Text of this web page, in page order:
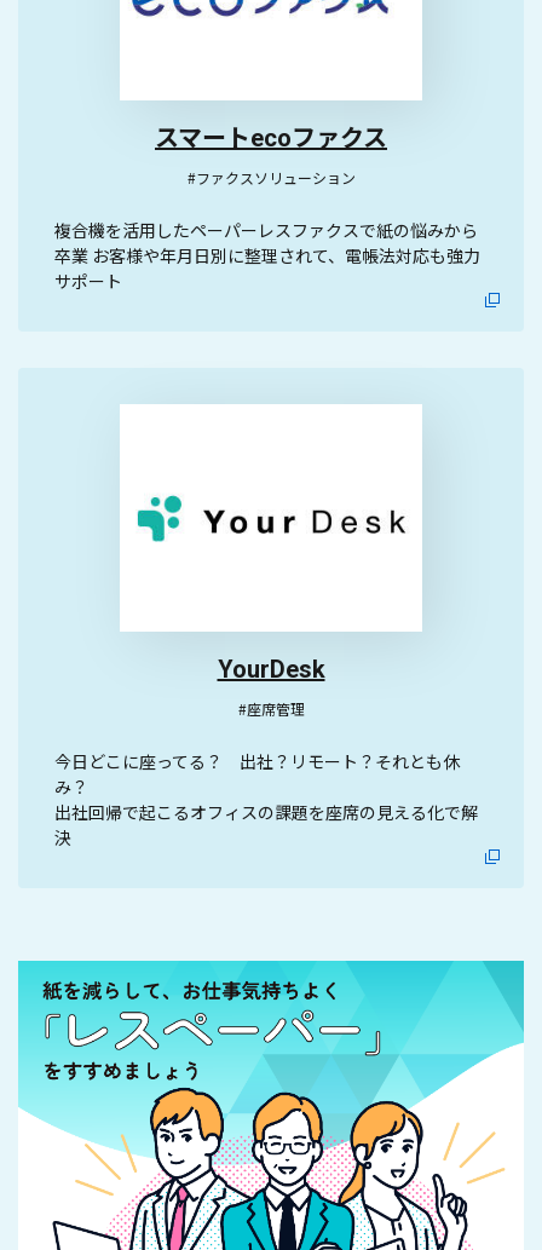
スマートecoファクス
#ファクスソリューション
複合機を活用したペーパーレスファクスで紙の悩みから
卒業 お客様や年月日別に整理されて、電帳法対応も強力
サポート
YourDesk
#座席管理
今日どこに座ってる？ 出社？リモート？それとも休
み？
出社回帰で起こるオフィスの課題を座席の見える化で解
決